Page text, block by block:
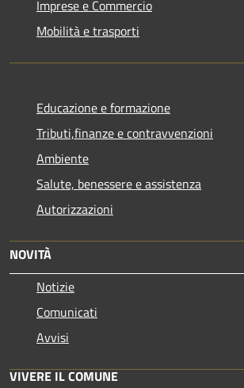
Imprese e Commercio
Mobilità e trasporti
Educazione e formazione
Tributi,finanze e contravvenzioni
Ambiente
Salute, benessere e assistenza
Autorizzazioni
NOVITÀ
Notizie
Comunicati
Avvisi
VIVERE IL COMUNE